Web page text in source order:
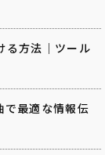
方法｜ツール
で最適な情報伝